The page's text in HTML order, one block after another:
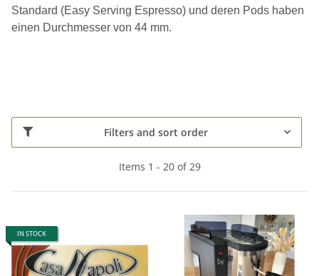
Standard (Easy Serving Espresso) und deren Pods haben
einen Durchmesser von 44 mm.
Filters and sort order
Items 1 - 20 of 29
IN STOCK